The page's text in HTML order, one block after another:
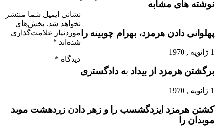
نوشته های مشابه
پهلوانى دادن هرمزد، بهرام چوبینه را
1 ژانویه , 1970
برگشتن هرمزد از بیداد به دادگسترى
1 ژانویه , 1970
کشتن هرمزد ایزدگشسب را و زهر دادن زردهشت موبد
موبدان را
نشانی ایمیل شما منتشر
نخواهد شد. بخش‌های
موردنیاز علامت‌گذاری
شده‌اند *
دیدگاه *